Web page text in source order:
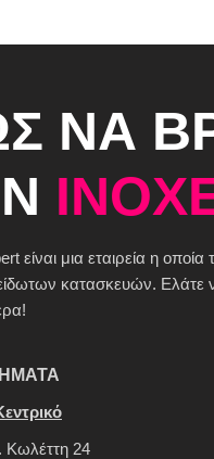
ΝΑ
είναι μια εταιρεία η
κατασκευών. Ελάτε
Κωλέττη 24